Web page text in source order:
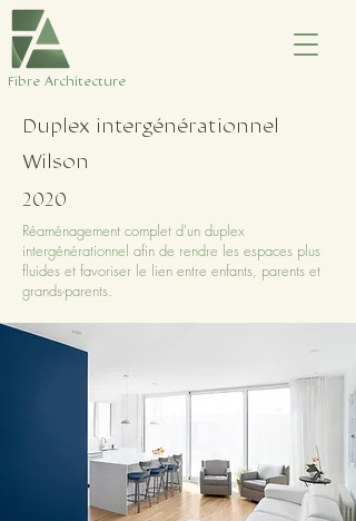
​Fibre Architecture
Duplex intergénérationnel
Wilson
2020
Réaménagement complet d'un duplex
intergénérationnel afin de rendre les espaces plus
fluides et favoriser le lien entre enfants, parents et
grands-parents.